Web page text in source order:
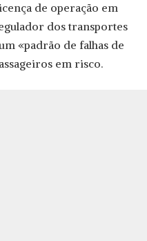
de operação em
dos transportes
«padrão de falhas de
em risco.